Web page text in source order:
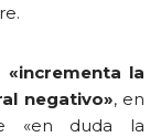
«incrementa la
negativo», en
«en duda la